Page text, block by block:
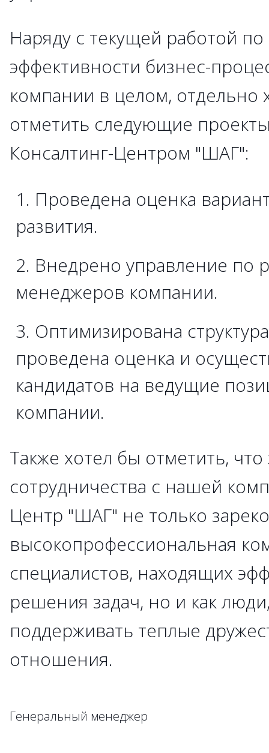
Наряду с текущей работой
эффективности бизнес-
компании в целом, отдельно
отметить следующие
Консалтинг-Центром "ШАГ":
Проведена оценка
развития.
Внедрено управление по
менеджеров компании.
Оптимизирована
проведена оценка и
кандидатов на ведущие
компании.
Также хотел бы отметить,
сотрудничества с нашей
Центр "ШАГ" не только
высокопрофессиональная
специалистов, находящих
решения задач, но и как
поддерживать теплые
отношения.
Генеральный менеджер